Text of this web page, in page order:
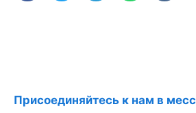
Присоединяйтесь к нам в